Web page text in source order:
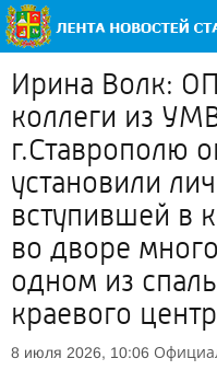
Ирина Волк:
коллеги из
г.Ставрополю
установили
вступившей в
во дворе
одном из
краевого
8 июля 2026, 10:06